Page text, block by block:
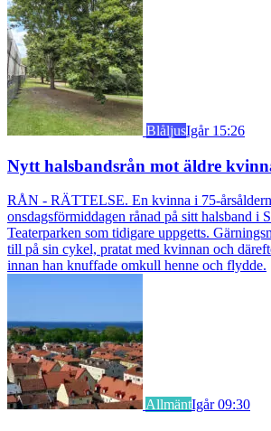
BlåljusIgår 15:26
Nytt halsbandsrån mot äldre
RÅN - RÄTTELSE. En kvinna i 75-
onsdagsförmiddagen rånad på sitt halsband i
Teaterparken som tidigare uppgetts.
till på sin cykel, pratat med kvinnan och
innan han knuffade omkull henne och flydde.
AllmäntIgår 09:30